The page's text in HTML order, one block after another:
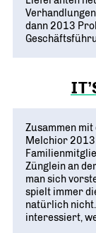
dann 2013
Zusammen
Melchior 2013
Zünglein an
man sich
spielt immer
natürlich
interessiert,